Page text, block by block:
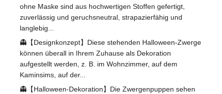
ohne Maske sind aus hochwertigen Stoffen gefertigt,
zuverlässig und geruchsneutral, strapazierfähig und
langlebig...
👻【Designkonzept】Diese stehenden Halloween-Zwerge
können überall in Ihrem Zuhause als Dekoration
aufgestellt werden, z. B. im Wohnzimmer, auf dem
Kaminsims, auf der...
👻【Halloween-Dekoration】Die Zwergenpuppen sehen